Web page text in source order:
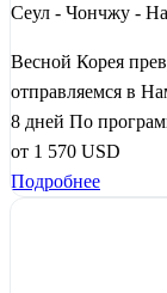
Сеул - Чончжу -
Весной Корея
отправляемся в
8 дней По
от 1 570 USD
Подробнее